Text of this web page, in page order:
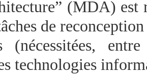
(MDA) est
de reconception
(nécessitées,
technologies